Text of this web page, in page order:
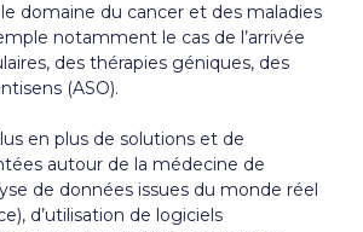
domaine du cancer et des maladies
notamment le cas de l’arrivée
des thérapies géniques, des
(ASO).
en plus de solutions et de
autour de la médecine de
de données issues du monde réel
d’utilisation de logiciels